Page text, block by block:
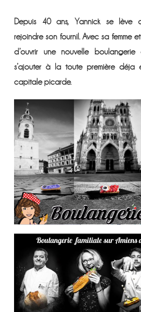
Depuis 40 ans, Yannick se lève
rejoindre son fournil. Avec sa femme
d’ouvrir une nouvelle
s’ajouter à la toute première
capitale picarde.